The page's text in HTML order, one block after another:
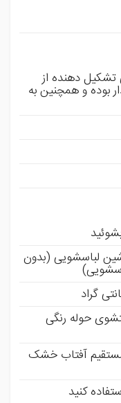
تشکیل دهنده از
بوده و همچنین به
لباسشویی (بدون
حوله رنگی
مستقیم آفتاب خشک
کنید